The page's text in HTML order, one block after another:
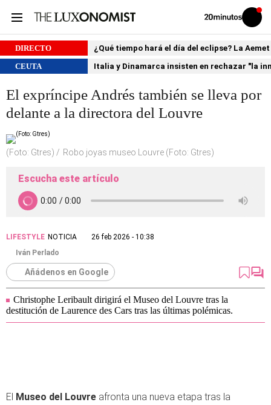
Volver
Iniciar
sesión
DIRECTO
¿Qué tiempo hará el día del eclipse? La
CEUTA
Italia y Dinamarca insisten en rechazar "la
El expríncipe Andrés también se lleva por
delante a la directora del Louvre
(Foto: Gtres) Robo joyas museo Louvre (Foto: Gtres)
Escucha este artículo
LIFESTYLE NOTICIA
26 feb 2026 - 10:38
Iván Perlado
Añádenos en Google
Christophe Leribault dirigirá el Museo del Louvre tras la
destitución de Laurence des Cars tras las últimas polémicas.
El Museo del Louvre afronta una nueva etapa tras la